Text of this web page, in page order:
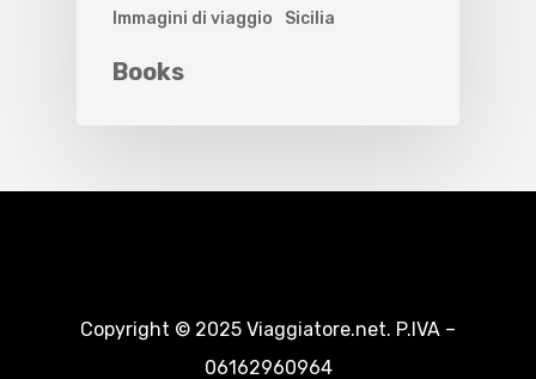
Immagini di viaggio Sicilia
Books
Copyright © 2025 Viaggiatore.net. P.IVA –
06162960964